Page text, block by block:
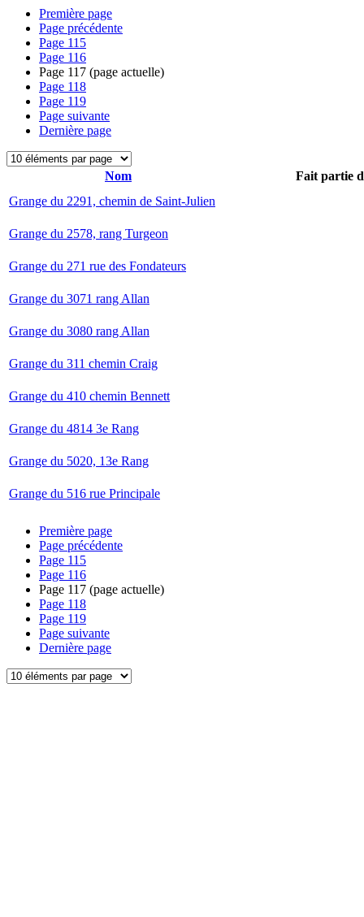
Première page
Page précédente
Page 115
Page 116
Page 117 (page actuelle)
Page 118
Page 119
Page suivante
Dernière page
Nom
Fait partie
Grange du 2291, chemin de Saint-Julien
Grange du 2578, rang Turgeon
Grange du 271 rue des Fondateurs
Grange du 3071 rang Allan
Grange du 3080 rang Allan
Grange du 311 chemin Craig
Grange du 410 chemin Bennett
Grange du 4814 3e Rang
Grange du 5020, 13e Rang
Grange du 516 rue Principale
Première page
Page précédente
Page 115
Page 116
Page 117 (page actuelle)
Page 118
Page 119
Page suivante
Dernière page